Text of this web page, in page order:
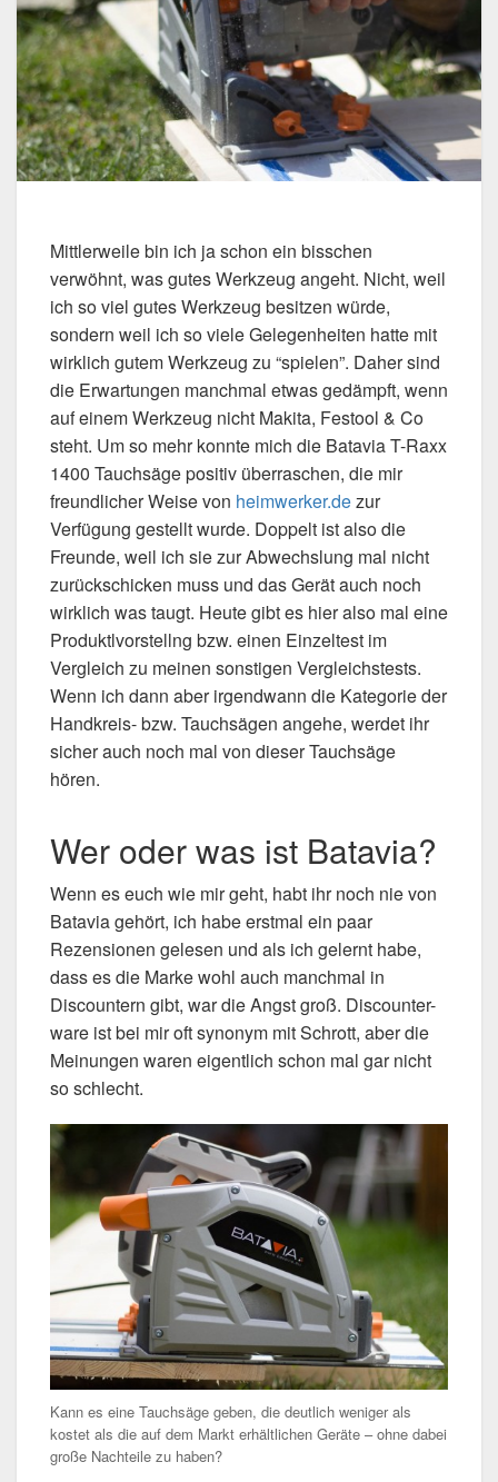
Mittlerweile bin ich ja schon ein bisschen
verwöhnt, was gutes Werkzeug angeht. Nicht, weil
ich so viel gutes Werkzeug besitzen würde,
sondern weil ich so viele Gelegenheiten hatte mit
wirklich gutem Werkzeug zu “spielen”. Daher sind
die Erwartungen manchmal etwas gedämpft, wenn
auf einem Werkzeug nicht Makita, Festool & Co
steht. Um so mehr konnte mich die Batavia T-Raxx
1400 Tauchsäge positiv überraschen, die mir
freundlicher Weise von heimwerker.dezur
Verfügung gestellt wurde. Doppelt ist also die
Freunde, weil ich sie zur Abwechslung mal nicht
zurückschicken muss und das Gerät auch noch
wirklich was taugt. Heute gibt es hier also mal eine
Produktlvorstellng bzw. einen Einzeltest im
Vergleich zu meinen sonstigen Vergleichstests.
Wenn ich dann aber irgendwann die Kategorie der
Handkreis- bzw. Tauchsägen angehe, werdet ihr
sicher auch noch mal von dieser Tauchsäge
hören.
Wer oder was ist Batavia?
Wenn es euch wie mir geht, habt ihr noch nie von
Batavia gehört, ich habe erstmal ein paar
Rezensionen gelesen und als ich gelernt habe,
dass es die Marke wohl auch manchmal in
Discountern gibt, war die Angst groß. Discounter-
ware ist bei mir oft synonym mit Schrott, aber die
Meinungen waren eigentlich schon mal gar nicht
so schlecht.
Kann es eine Tauchsäge geben, die deutlich weniger als
kostet als die auf dem Markt erhältlichen Geräte – ohne dabei
große Nachteile zu haben?